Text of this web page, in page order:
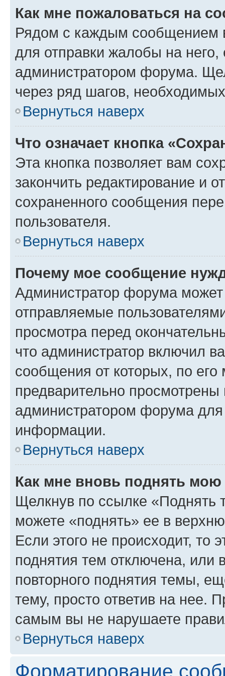
Как мне пожаловаться на
Рядом с каждым сообщением
для отправки жалобы на
администратором форума.
через ряд шагов,
Вернуться наверх
Что означает кнопка
Эта кнопка позволяет вам
закончить редактирование и
сохраненного сообщения
пользователя.
Вернуться наверх
Почему мое сообщение
Администратор форума
отправляемые
просмотра перед
что администратор включил
сообщения от которых, по
предварительно
администратором форума
информации.
Вернуться наверх
Как мне вновь поднять мою
Щелкнув по ссылке «Поднять
можете «поднять» ее в
Если этого не происходит, то
поднятия тем отключена, или
повторного поднятия темы,
тему, просто ответив на нее.
самым вы не нарушаете
Вернуться наверх
Форматирование